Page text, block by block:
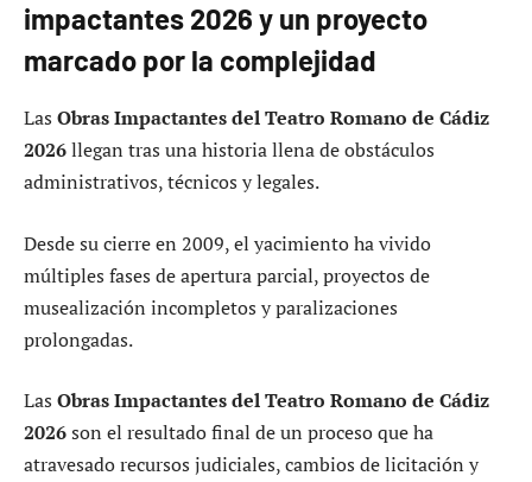
impactantes 2026 y un proyecto
marcado por la complejidad
Las Obras Impactantes del Teatro Romano de Cádiz
2026llegan tras una historia llena de obstáculos
administrativos, técnicos y legales.
Desde su cierre en 2009, el yacimiento ha vivido
múltiples fases de apertura parcial, proyectos de
musealización incompletos y paralizaciones
prolongadas.
Las Obras Impactantes del Teatro Romano de Cádiz
2026son el resultado final de un proceso que ha
atravesado recursos judiciales, cambios de licitación y